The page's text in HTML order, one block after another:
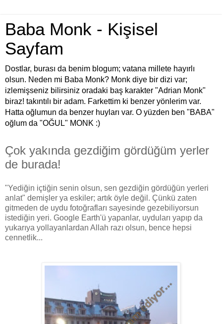
Baba Monk - Kişisel
Sayfam
Dostlar, burası da benim blogum; vatana millete hayırlı
olsun. Neden mi Baba Monk? Monk diye bir dizi var;
izlemişseniz bilirsiniz oradaki baş karakter "Adrian Monk"
biraz! takıntılı bir adam. Farkettim ki benzer yönlerim var.
Hatta oğlumun da benzer huyları var. O yüzden ben "BABA"
oğlum da "OĞUL" MONK :)
Çok yakında gezdiğim gördüğüm yerler
de burada!
"Yediğin içtiğin senin olsun, sen gezdiğin gördüğün yerleri
anlat" demişler ya eskiler; artık öyle değil. Çünkü zaten
gitmeden de uydu fotoğrafları sayesinde gezebiliyorsun
istediğin yeri. Google Earth'ü yapanlar, uyduları yapıp da
yukarıya yollayanlardan Allah razı olsun, bence hepsi
cennetlik...